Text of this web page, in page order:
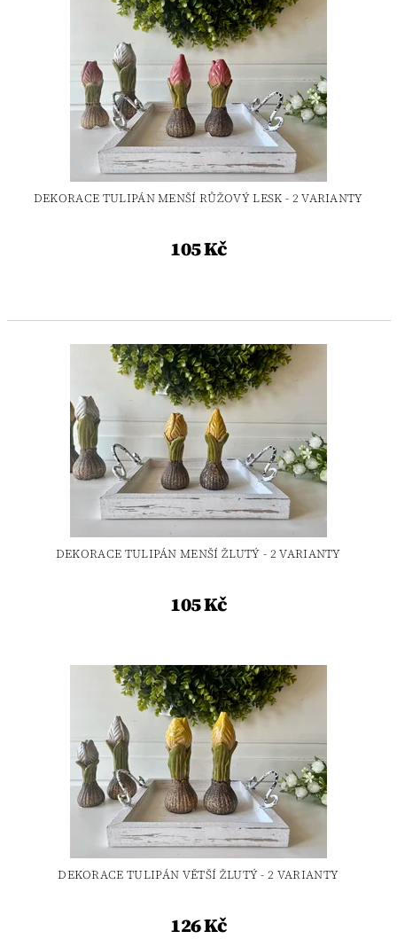
DEKORACE TULIPÁN MENŠÍ RŮŽOVÝ LESK - 2 VARIANTY
105 Kč
DEKORACE TULIPÁN MENŠÍ ŽLUTÝ - 2 VARIANTY
105 Kč
DEKORACE TULIPÁN VĚTŠÍ ŽLUTÝ - 2 VARIANTY
126 Kč